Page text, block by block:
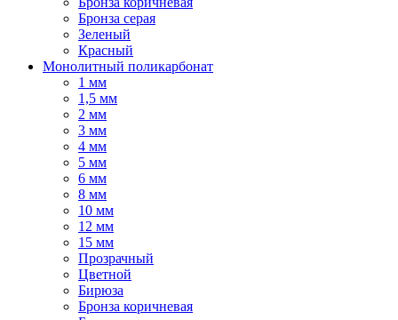
Бронза серая
Зеленый
Красный
Монолитный поликарбонат
1 мм
1,5 мм
2 мм
3 мм
4 мм
5 мм
6 мм
8 мм
10 мм
12 мм
15 мм
Прозрачный
Цветной
Бирюза
Бронза коричневая